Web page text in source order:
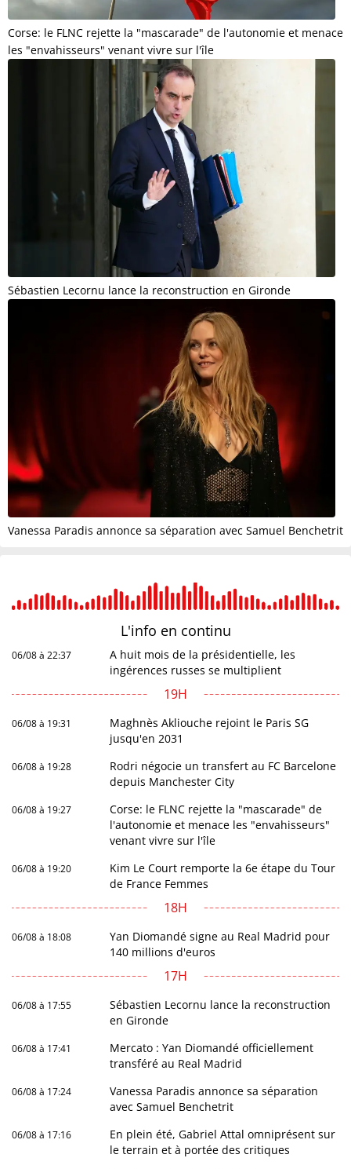
Corse: le FLNC rejette la "mascarade" de l'autonomie et menace
les "envahisseurs" venant vivre sur l'île
Sébastien Lecornu lance la reconstruction en Gironde
Vanessa Paradis annonce sa séparation avec Samuel Benchetrit
L'info en continu
06/08 à 22:37
A huit mois de la présidentielle, les
ingérences russes se multiplient
19H
06/08 à 19:31
Maghnès Akliouche rejoint le Paris SG
jusqu'en 2031
06/08 à 19:28
Rodri négocie un transfert au FC Barcelone
depuis Manchester City
06/08 à 19:27
Corse: le FLNC rejette la "mascarade" de
l'autonomie et menace les "envahisseurs"
venant vivre sur l'île
06/08 à 19:20
Kim Le Court remporte la 6e étape du Tour
de France Femmes
18H
06/08 à 18:08
Yan Diomandé signe au Real Madrid pour
140 millions d'euros
17H
06/08 à 17:55
Sébastien Lecornu lance la reconstruction
en Gironde
06/08 à 17:41
Mercato : Yan Diomandé officiellement
transféré au Real Madrid
06/08 à 17:24
Vanessa Paradis annonce sa séparation
avec Samuel Benchetrit
06/08 à 17:16
En plein été, Gabriel Attal omniprésent sur
le terrain et à portée des critiques